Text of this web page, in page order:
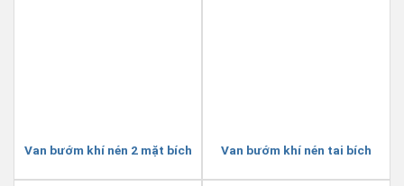
Van bướm khí nén 2 mặt bích Van bướm khí nén tai bích